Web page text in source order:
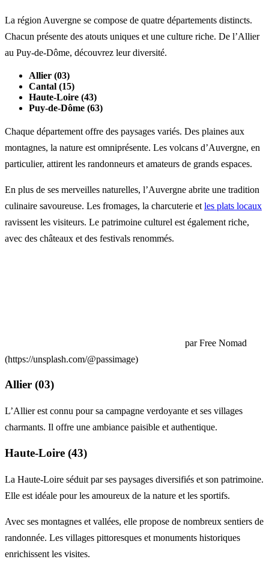
La région Auvergne se compose de quatre départements distincts.
Chacun présente des atouts uniques et une culture riche. De l’Allier
au Puy-de-Dôme, découvrez leur diversité.
Allier (03)
Cantal (15)
Haute-Loire (43)
Puy-de-Dôme (63)
Chaque département offre des paysages variés. Des plaines aux
montagnes, la nature est omniprésente. Les volcans d’Auvergne, en
particulier, attirent les randonneurs et amateurs de grands espaces.
En plus de ses merveilles naturelles, l’Auvergne abrite une tradition
culinaire savoureuse. Les fromages, la charcuterie et les plats locaux
ravissent les visiteurs. Le patrimoine culturel est également riche,
avec des châteaux et des festivals renommés.
par Free Nomad
(https://unsplash.com/@passimage)
Allier (03)
L’Allier est connu pour sa campagne verdoyante et ses villages
charmants. Il offre une ambiance paisible et authentique.
Haute-Loire (43)
La Haute-Loire séduit par ses paysages diversifiés et son patrimoine.
Elle est idéale pour les amoureux de la nature et les sportifs.
Avec ses montagnes et vallées, elle propose de nombreux sentiers de
randonnée. Les villages pittoresques et monuments historiques
enrichissent les visites.